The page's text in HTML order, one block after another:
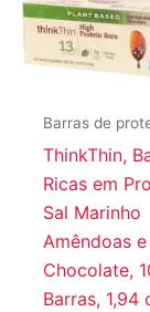
Barras de
ThinkThin,
Ricas em
Sal Marinho
Amêndoas e
Chocolate,
Barras, 1,94